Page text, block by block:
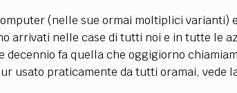
(nelle sue ormai moltiplici varianti)
arrivati nelle case di tutti noi e in tutte le
decennio fa quella che oggigiorno
usato praticamente da tutti oramai, vede